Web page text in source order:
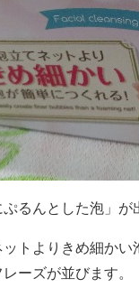
るんとした泡」が
トよりきめ細か
ーズが並びます。